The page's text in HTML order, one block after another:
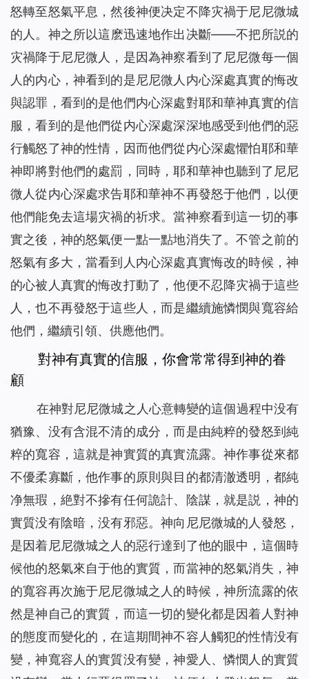
怒轉至怒氣平息，然後神便决定不降灾禍于尼尼微城
的人。神之所以這麽迅速地作出决斷——不把所説的
灾禍降于尼尼微人，是因為神察看到了尼尼微每一個
人的内心，神看到的是尼尼微人内心深處真實的悔改
與認罪，看到的是他們内心深處對耶和華神真實的信
服，看到的是他們從内心深處深深地感受到他們的惡
行觸怒了神的性情，因而他們從内心深處懼怕耶和華
神即將對他們的處罰，同時，耶和華神也聽到了尼尼
微人從内心深處求告耶和華神不再發怒于他們，以便
他們能免去這場灾禍的祈求。當神察看到這一切的事
實之後，神的怒氣便一點一點地消失了。不管之前的
怒氣有多大，當看到人内心深處真實悔改的時候，神
的心被人真實的悔改打動了，他便不忍降灾禍于這些
人，也不再發怒于這些人，而是繼續施憐憫與寬容給
他們，繼續引領、供應他們。
對神有真實的信服，你會常常得到神的眷
顧
在神對尼尼微城之人心意轉變的這個過程中没有
猶豫、没有含混不清的成分，而是由純粹的發怒到純
粹的寬容，這就是神實質的真實流露。神作事從來都
不優柔寡斷，他作事的原則與目的都清澈透明，都純
净無瑕，絶對不摻有任何詭計、陰謀，就是説，神的
實質没有陰暗，没有邪惡。神向尼尼微城的人發怒，
是因着尼尼微城之人的惡行達到了他的眼中，這個時
候他的怒氣來自于他的實質，而當神的怒氣消失，神
的寬容再次施于尼尼微城之人的時候，神所流露的依
然是神自己的實質，而這一切的變化都是因着人對神
的態度而變化的，在這期間神不容人觸犯的性情没有
變，神寬容人的實質没有變，神愛人、憐憫人的實質